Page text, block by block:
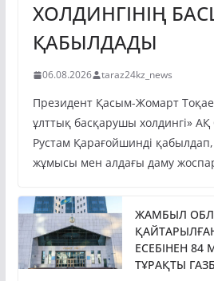
ХОЛДИНГІНІҢ
ҚАБЫЛДАДЫ
06.08.2026 taraz24kz_news
Президент Қасым-Жомарт
ұлттық басқарушы холдингі»
Рустам Қарағойшинді қабылдап,
жұмысы мен алдағы даму
ЖАМБЫЛ
ЕСЕБІНЕН
ТҰРАҚТЫ